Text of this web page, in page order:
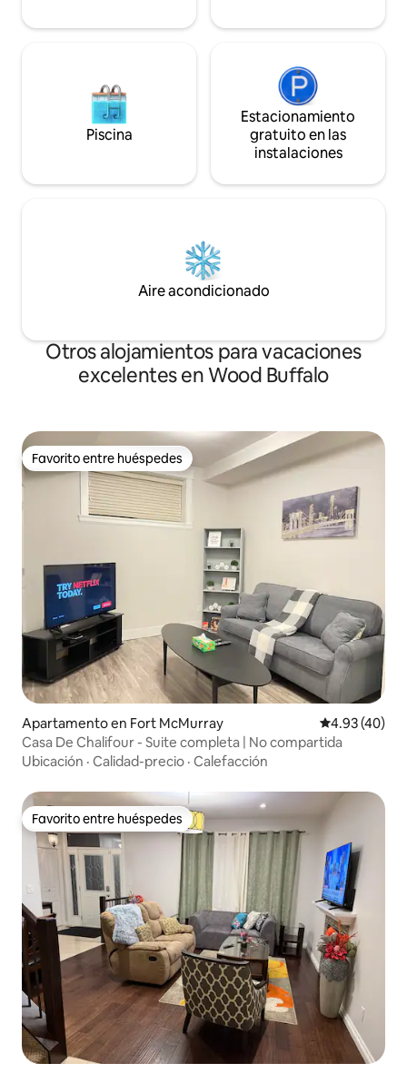
Piscina
Estacionamiento
gratuito en las
instalaciones
Aire acondicionado
Otros alojamientos para vacaciones
excelentes en Wood Buffalo
Favorito entre huéspedes
Favorito entre huéspedes
Apartamento en Fort McMurray Calificación
4.93 (40)
Casa De Chalifour - Suite completa | No compartida
Ubicación · Calidad-precio · Calefacción
Favorito entre huéspedes
Favorito entre huéspedes